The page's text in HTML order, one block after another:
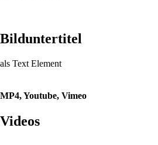
Bild­unter­titel
als Text Element
MP4, Youtube, Vimeo
Videos